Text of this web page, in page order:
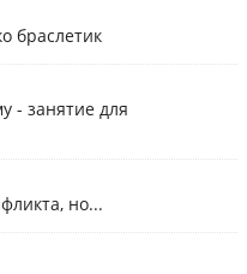
браслетик
- занятие для
но...